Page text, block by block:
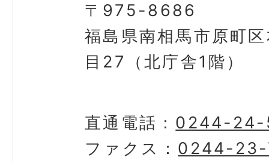
〒975-8686
福島県南相馬市原町
目27（北庁舎1階）
直通電話： 0244-
ファクス： 0244-